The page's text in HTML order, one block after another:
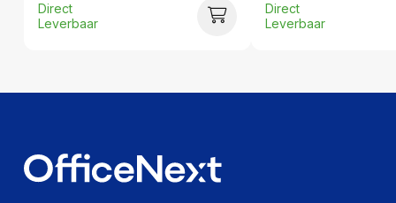
Gewicht:
364 gram
Hoogte:
240 millimeter
Direct
Leverbaar
Direct
Leverbaar